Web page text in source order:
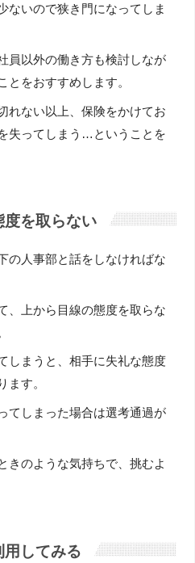
ないので狭き門になってしま
員以外の働き方も検討しなが
とをおすすめします。
れない以上、保険をかけてお
失ってしまう…ということを
度を取らない
の人事部と話をしなければな
、上から目線の態度を取らな
しまうと、相手に失礼な態度
ます。
てしまった場合は選考通過が
きのような気持ちで、挑むよ
してみる